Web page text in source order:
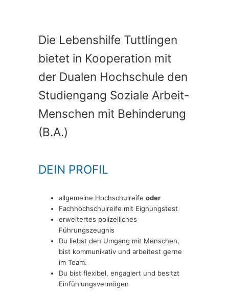
Die Lebenshilfe Tuttlingen
bietet in Kooperation mit
der Dualen Hochschule den
Studiengang Soziale Arbeit-
Menschen mit Behinderung
(B.A.)
DEIN PROFIL
allgemeine Hochschulreifeoder
Fachhochschulreife mit Eignungstest
erweitertes polizeiliches
Führungszeugnis
Du liebst den Umgang mit Menschen,
bist kommunikativ und arbeitest gerne
im Team.
Du bist flexibel, engagiert und besitzt
Einfühlungsvermögen